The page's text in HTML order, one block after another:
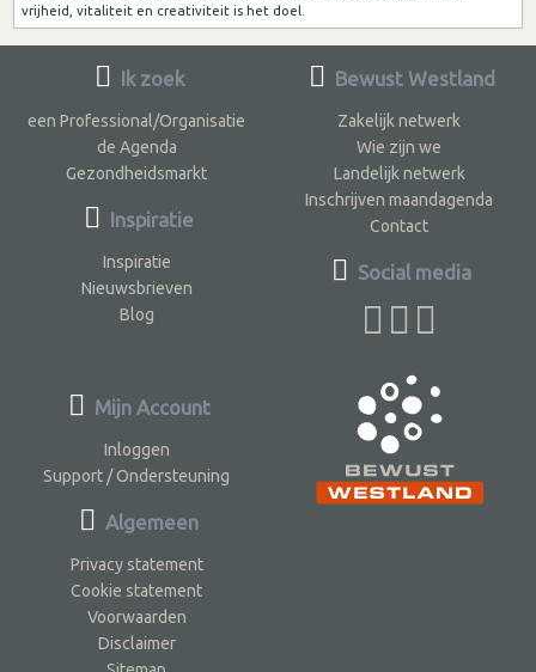
vrijheid, vitaliteit en creativiteit is het doel.
Ik zoek
een Professional/Organisatie
de Agenda
Gezondheidsmarkt
Inspiratie
Inspiratie
Nieuwsbrieven
Blog
Bewust Westland
Zakelijk netwerk
Wie zijn we
Landelijk netwerk
Inschrijven maandagenda
Contact
Social media
Mijn Account
Inloggen
Support / Ondersteuning
Algemeen
Privacy statement
Cookie statement
Voorwaarden
Disclaimer